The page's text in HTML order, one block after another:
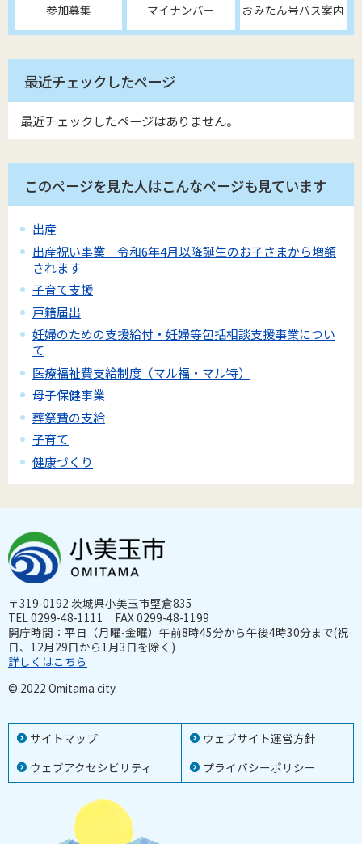
参加募集 マイナンバー おみたん号バス案内
最近チェックしたページ
最近チェックしたページはありません。
このページを見た人はこんなページも見ています
出産
出産祝い事業 令和6年4月以降誕生のお子さまから増額
されます
子育て支援
戸籍届出
妊婦のための支援給付・妊婦等包括相談支援事業につい
て
医療福祉費支給制度（マル福・マル特）
母子保健事業
葬祭費の支給
子育て
健康づくり
サイトマップ
ウェブサイト運営方針
ウェブアクセシビリティ
プライバシーポリシー
〒319-0192 茨城県小美玉市堅倉835
TEL 0299-48-1111 FAX 0299-48-1199
開庁時間：平日（月曜-金曜）午前8時45分から午後4時30分まで(祝
日、12月29日から1月3日を除く)
詳しくはこちら
© 2022 Omitama city.